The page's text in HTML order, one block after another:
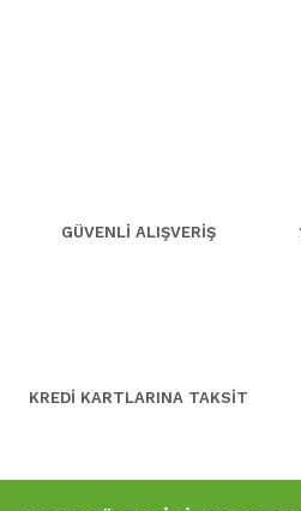
GÜVENLİ ALIŞVERİŞ
KREDİ KARTLARINA TAKSİT